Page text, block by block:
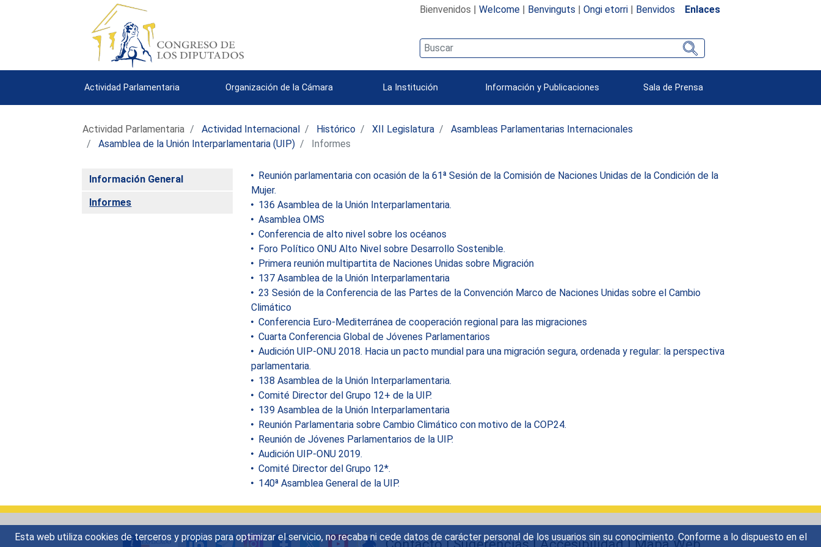
Esta web utiliza cookies de terceros y propias para optimizar el servicio, no recaba ni cede datos de carácter personal de los usuarios sin su conocimiento. Conforme a lo dispuesto en el
Bienvenidos | Welcome| Benvinguts | Ongi etorri| Benvidos Enlaces
Actividad Parlamentaria Organización de la Cámara La Institución Información y Publicaciones Sala de Prensa
Actividad Parlamentaria Actividad Internacional Histórico XII Legislatura
Asambleas Parlamentarias Internacionales
Asamblea de la Unión Interparlamentaria (UIP)
Informes
Información General
Informes
Reunión parlamentaria con ocasión de la 61ª Sesión de la Comisión de Naciones Unidas de la Condición de la
Mujer.
136 Asamblea de la Unión Interparlamentaria.
Asamblea OMS
Conferencia de alto nivel sobre los océanos
Foro Político ONU Alto Nivel sobre Desarrollo Sostenible.
Primera reunión multipartita de Naciones Unidas sobre Migración
137 Asamblea de la Unión Interparlamentaria
23 Sesión de la Conferencia de las Partes de la Convención Marco de Naciones Unidas sobre el Cambio
Climático
Conferencia Euro-Mediterránea de cooperación regional para las migraciones
Cuarta Conferencia Global de Jóvenes Parlamentarios
Audición UIP-ONU 2018. Hacia un pacto mundial para una migración segura, ordenada y regular: la perspectiva
parlamentaria.
138 Asamblea de la Unión Interparlamentaria.
Comité Director del Grupo 12+ de la UIP.
139 Asamblea de la Unión Interparlamentaria
Reunión Parlamentaria sobre Cambio Climático con motivo de la COP24.
Reunión de Jóvenes Parlamentarios de la UIP.
Audición UIP-ONU 2019.
Comité Director del Grupo 12*.
140ª Asamblea General de la UIP.
Contacto|Sugerencias|Accesibilidad|Mapa Web